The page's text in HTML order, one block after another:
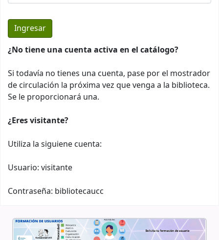
¿No tiene una cuenta activa en el catálogo?
Si todavía no tienes una cuenta, pase por el mostrador
de circulación la próxima vez que venga a la biblioteca.
Se le proporcionará una.
¿Eres visitante?
Utiliza la siguiene cuenta:
Usuario: visitante
Contraseña: bibliotecaucc